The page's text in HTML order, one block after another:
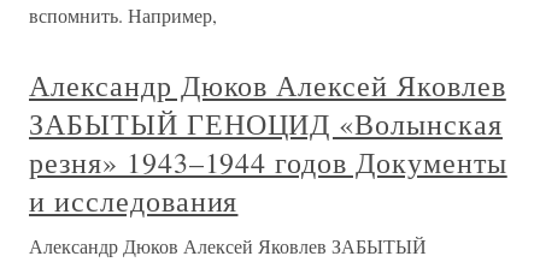
вспомнить. Например,
Александр Дюков Алексей Яковлев
ЗАБЫТЫЙ ГЕНОЦИД «Волынская
резня» 1943–1944 годов Документы
и исследования
Александр Дюков Алексей Яковлев ЗАБЫТЫЙ